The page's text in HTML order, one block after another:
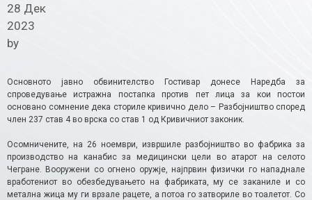
28 Дек
2023
by
Основното јавно обвинителство Гостивар донесе Наредба за
спроведување истражна постапка против пет лица за кои постои
основано сомнение дека сториле кривично дело – Разбојништво според
член 237 став 4 во врска со став 1 од Кривичниот законик.
Осомничените, на 26 ноември, извршиле разбојништво во фабрика за
производство на канабис за медицински цели во атарот на селото
Чегране. Вооружени со огнено оружје, најпрвин физички го нападнале
вработениот во обезбедувањето на фабриката, му се заканиле и со
метална жица му ги врзале рацете, а потоа го затвориле во тоалетот. Со